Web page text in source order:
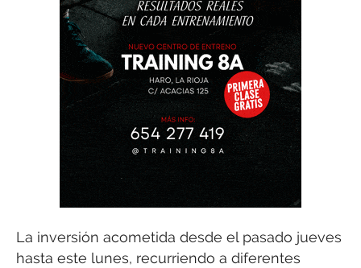
La inversión acometida desde el pasado jueves
hasta este lunes, recurriendo a diferentes